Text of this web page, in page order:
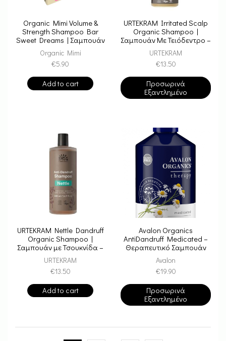
Organic Mimi Volume &
Strength Shampoo Bar
Sweet Dreams | Σαμπουάν
σε Μπάρα για Όγκο &
Δύναμη με Αβοκάντο &
Μουριά
Organic Mimi
€5.90
Add to cart
URTEKRAM Irritated Scalp
Organic Shampoo |
Σαμπουάν Με Τειόδεντρο –
Για την ερεθισμένη
επιδερμίδα
URTEKRAM
€13.50
Προσωρινά
Εξαντλημένο
URTEKRAM Nettle Dandruff
Organic Shampoo |
Σαμπουάν με Τσουκνίδα –
Κατά της Πιτυρίδας
URTEKRAM
€13.50
Add to cart
Avalon Organics
AntiDandruff Medicated –
Θεραπευτικό Σαμπουάν
Κατά Της Πυτιρίδας
Avalon
€19.90
Προσωρινά
Εξαντλημένο